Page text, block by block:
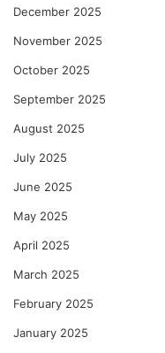
December 2025
November 2025
October 2025
September 2025
August 2025
July 2025
June 2025
May 2025
April 2025
March 2025
February 2025
January 2025